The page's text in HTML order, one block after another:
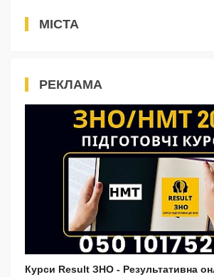
МІСТА
РЕКЛАМА
Курси Result ЗНО - Результативна